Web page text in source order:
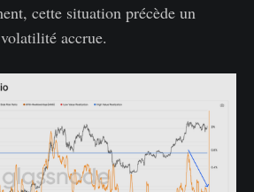
cette situation précède un
accrue.